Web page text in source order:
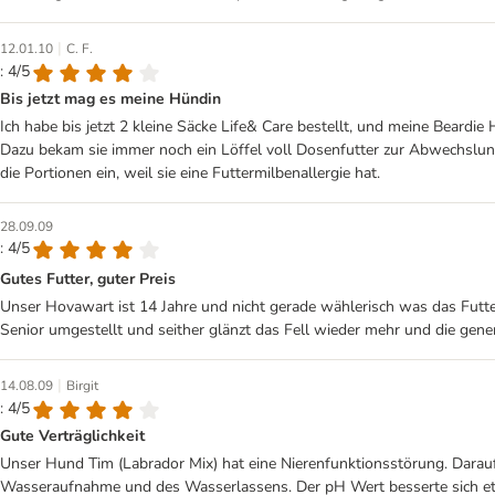
12.01.10 | C. F.
: 4/5
Bis jetzt mag es meine Hündin
Ich habe bis jetzt 2 kleine Säcke Life& Care bestellt, und meine
Dazu bekam sie immer noch ein Löffel voll Dosenfutter zur
die Portionen ein, weil sie eine Futtermilbenallergie hat.
28.09.09
: 4/5
Gutes Futter, guter Preis
Unser Hovawart ist 14 Jahre und nicht gerade wählerisch was das
Senior umgestellt und seither glänzt das Fell wieder mehr und die
14.08.09 | Birgit
: 4/5
Gute Verträglichkeit
Unser Hund Tim (Labrador Mix) hat eine Nierenfunktionsstörung.
Wasseraufnahme und des Wasserlassens. Der pH Wert besserte sich